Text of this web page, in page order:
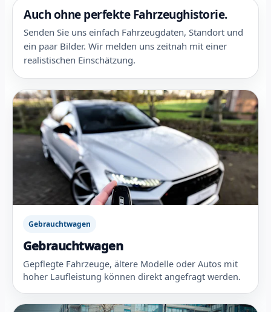
Auch ohne perfekte Fahrzeughistorie.
Senden Sie uns einfach Fahrzeugdaten, Standort und
ein paar Bilder. Wir melden uns zeitnah mit einer
realistischen Einschätzung.
Gebrauchtwagen
Gebrauchtwagen
Gepflegte Fahrzeuge, ältere Modelle oder Autos mit
hoher Laufleistung können direkt angefragt werden.